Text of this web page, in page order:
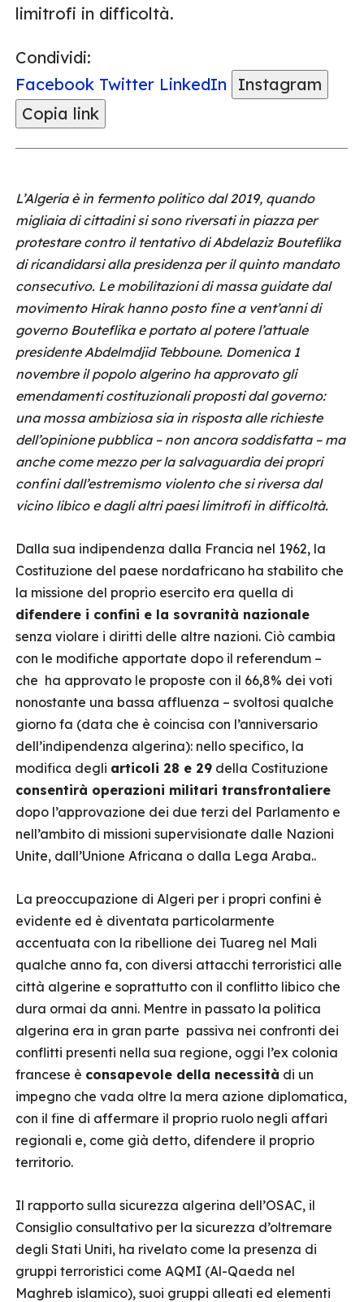
limitrofi in difficoltà.
Condividi:
Facebook Twitter LinkedIn
Instagram
Copia link
L’Algeria è in fermento politico dal 2019, quando
migliaia di cittadini si sono riversati in piazza per
protestare contro il tentativo di Abdelaziz Bouteflika
di ricandidarsi alla presidenza per il quinto mandato
consecutivo. Le mobilitazioni di massa guidate dal
movimento Hirak hanno posto fine a vent’anni di
governo Bouteflika e portato al potere l’attuale
presidente Abdelmdjid Tebboune. Domenica 1
novembre il popolo algerino ha approvato gli
emendamenti costituzionali proposti dal governo:
una mossa ambiziosa sia in risposta alle richieste
dell’opinione pubblica – non ancora soddisfatta – ma
anche come mezzo per la salvaguardia dei propri
confini dall’estremismo violento che si riversa dal
vicino libico e dagli altri paesi limitrofi in difficoltà.
Dalla sua indipendenza dalla Francia nel 1962, la
Costituzione del paese nordafricano ha stabilito che
la missione del proprio esercito era quella di
difendere i confini e la sovranità nazionale
senza violare i diritti delle altre nazioni. Ciò cambia
con le modifiche apportate dopo il referendum –
che ha approvato le proposte con il 66,8% dei voti
nonostante una bassa affluenza – svoltosi qualche
giorno fa (data che è coincisa con l’anniversario
dell’indipendenza algerina): nello specifico, la
modifica degli articoli 28 e 29 della Costituzione
consentirà operazioni militari transfrontaliere
dopo l’approvazione dei due terzi del Parlamento e
nell’ambito di missioni supervisionate dalle Nazioni
Unite, dall’Unione Africana o dalla Lega Araba..
La preoccupazione di Algeri per i propri confini è
evidente ed è diventata particolarmente
accentuata con la ribellione dei Tuareg nel Mali
qualche anno fa, con diversi attacchi terroristici alle
città algerine e soprattutto con il conflitto libico che
dura ormai da anni. Mentre in passato la politica
algerina era in gran parte passiva nei confronti dei
conflitti presenti nella sua regione, oggi l’ex colonia
francese è consapevole della necessità di un
impegno che vada oltre la mera azione diplomatica,
con il fine di affermare il proprio ruolo negli affari
regionali e, come già detto, difendere il proprio
territorio.
Il rapporto sulla sicurezza algerina dell’OSAC, il
Consiglio consultativo per la sicurezza d’oltremare
degli Stati Uniti, ha rivelato come la presenza di
gruppi terroristici come AQMI (Al-Qaeda nel
Maghreb islamico), suoi gruppi alleati ed elementi